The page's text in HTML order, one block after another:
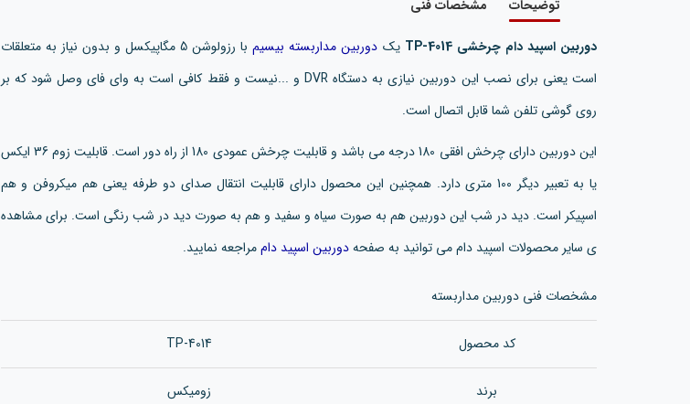
توضیحات مشخصات فنی
دوربین اسپید دام چرخشی TP-4014 یک دوربین مداربسته بیسیم
با رزولوشن 5 مگاپیکسل و بدون نیاز به متعلقات
است یعنی برای نصب این دوربین نیازی به دستگاه DVR و ...نیست و فقط کافی است به وای فای وصل شود که بر
روی گوشی تلفن شما قابل اتصال است.
این دوربین دارای چرخش افقی 180 درجه می باشد و قابلیت چرخش عمودی 180 از راه دور است. قابلیت زوم 36 ایکس
یا به تعبیر دیگر 100 متری دارد. همچنین این محصول دارای قابلیت انتقال صدای دو طرفه یعنی هم میکروفن و هم
اسپیکر است. دید در شب این دوربین هم به صورت سیاه و سفید و هم به صورت دید در شب رنگی است. برای مشاهده
ی سایر محصولات اسپید دام می توانید به صفحهدوربین اسپید داممراجعه نمایید.
مشخصات فنی دوربین مداربسته
کد محصول TP-4014
برند زومیکس